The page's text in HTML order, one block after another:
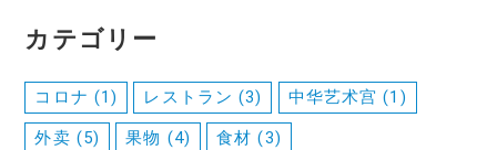
カテゴリー
コロナ (1) レストラン (3) 中华艺术宫 (1)
外卖 (5) 果物 (4) 食材 (3)